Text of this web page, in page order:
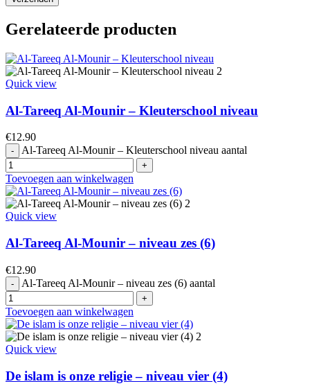
Gerelateerde producten
Quick view
Al-Tareeq Al-Mounir – Kleuterschool niveau
€12.90
Al-Tareeq Al-Mounir – Kleuterschool niveau aantal
Toevoegen aan winkelwagen
Quick view
Al-Tareeq Al-Mounir – niveau zes (6)
€12.90
Al-Tareeq Al-Mounir – niveau zes (6) aantal
Toevoegen aan winkelwagen
Quick view
De islam is onze religie – niveau vier (4)